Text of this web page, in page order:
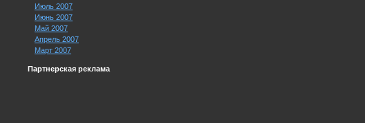
Июль 2007
Июнь 2007
Май 2007
Апрель 2007
Март 2007
Партнерская реклама